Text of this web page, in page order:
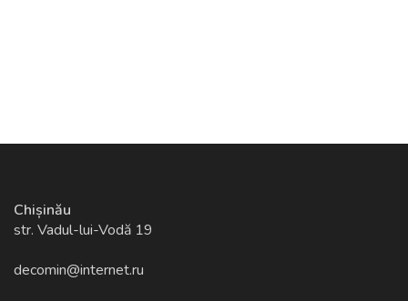
Chișinău
str. Vadul-lui-Vodă 19
decomin@internet.ru